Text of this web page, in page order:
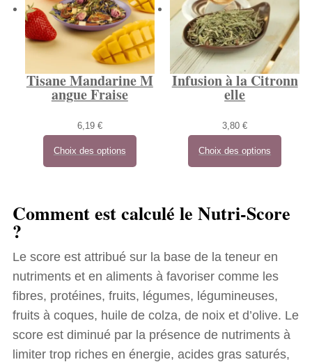
Tisane Mandarine M
angue Fraise
6,19 €
Choix des options
Infusion à la Citronn
elle
3,80€
Choix des options
Comment est calculé le Nutri-Score
?
Le score est attribué sur la base de la teneur en
nutriments et en aliments à favoriser comme les
fibres, protéines, fruits, légumes, légumineuses,
fruits à coques, huile de colza, de noix et d’olive. Le
score est diminué par la présence de nutriments à
limiter trop riches en énergie, acides gras saturés,